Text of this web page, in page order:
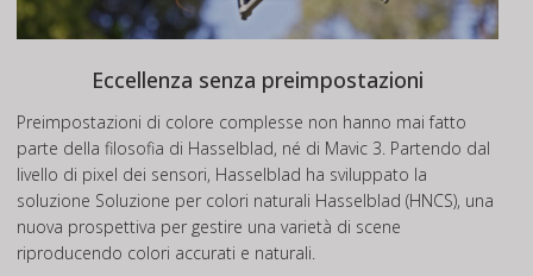
Eccellenza senza preimpostazioni
Preimpostazioni di colore complesse non hanno mai fatto
parte della filosofia di Hasselblad, né di Mavic 3. Partendo dal
livello di pixel dei sensori, Hasselblad ha sviluppato la
soluzione Soluzione per colori naturali Hasselblad (HNCS), una
nuova prospettiva per gestire una varietà di scene
riproducendo colori accurati e naturali.